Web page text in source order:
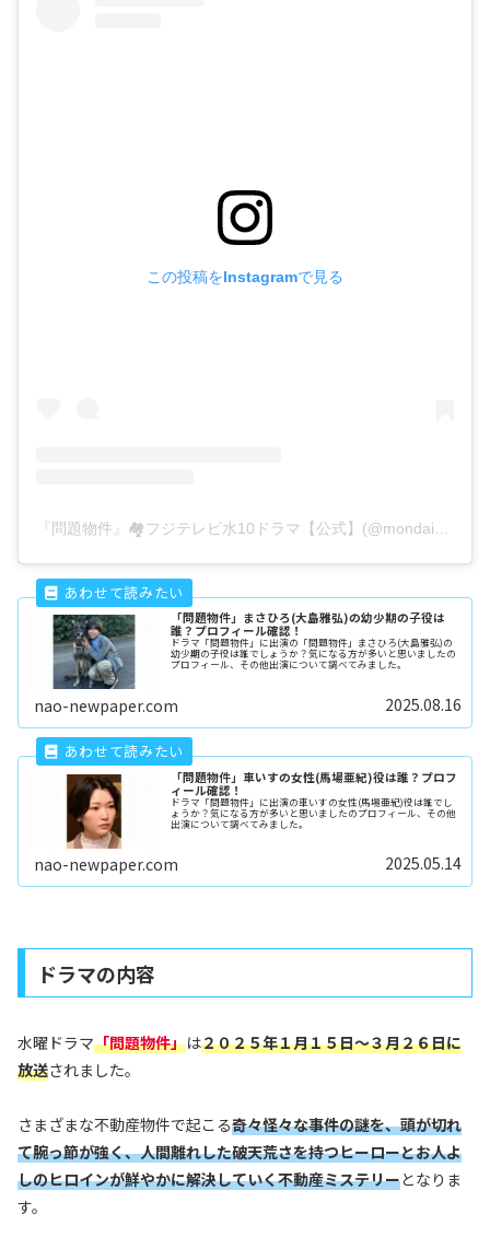
この投稿をInstagramで見る
「問題物件」まさひろ(大島雅弘)の幼少期の子役は
誰？プロフィール確認！
ドラマ「問題物件」に出演の「問題物件」まさひろ(大島雅弘)の
幼少期の子役は誰でしょうか？気になる方が多いと思いましたの
プロフィール、その他出演について調べてみました。
nao-newpaper.com 2025.08.16
「問題物件」車いすの女性(馬場亜紀)役は誰？プロフ
ィール確認！
ドラマ「問題物件」に出演の車いすの女性(馬場亜紀)役は誰でし
ょうか？気になる方が多いと思いましたのプロフィール、その他
出演について調べてみました。
nao-newpaper.com 2025.05.14
ドラマの内容
水曜ドラマ「問題物件」は２０２５年１月１５日～３月２６日に
放送されました。
さまざまな不動産物件で起こる奇々怪々な事件の謎を、頭が切れ
て腕っ節が強く、人間離れした破天荒さを持つヒーローとお人よ
しのヒロインが鮮やかに解決していく不動産ミステリーとなりま
す。